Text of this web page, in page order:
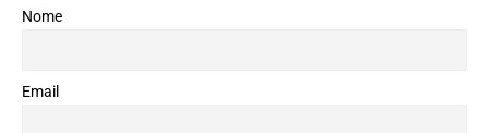
Nome
Email